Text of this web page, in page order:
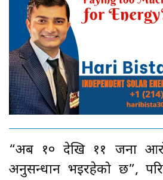
“अब १० देखि ११ जना
अनुसन्धान भइरहेको छ”,